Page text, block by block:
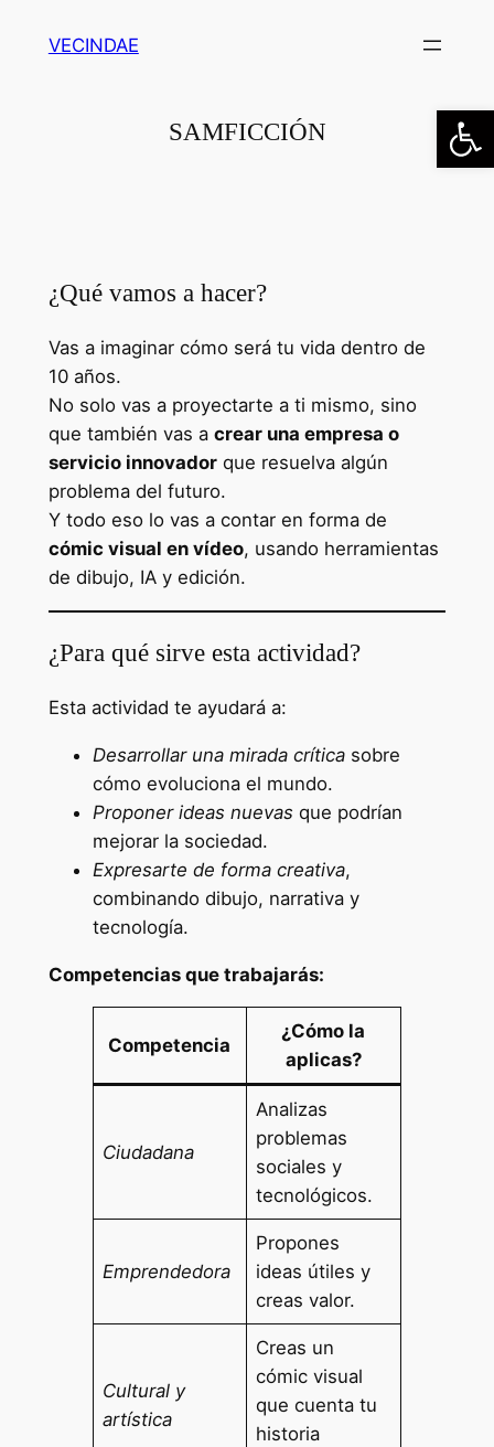
VECINDAE
SAMFICCIÓN
¿Qué vamos a hacer?
Vas a imaginar cómo será tu vida dentro de
10 años.
No solo vas a proyectarte a ti mismo, sino
que también vas a crear una empresa o
servicio innovadorque resuelva algún
problema del futuro.
Y todo eso lo vas a contar en forma de
cómic visual en vídeo, usando herramientas
de dibujo, IA y edición.
¿Para qué sirve esta actividad?
Esta actividad te ayudará a:
Desarrollar una mirada críticasobre
cómo evoluciona el mundo.
Proponer ideas nuevas que podrían
mejorar la sociedad.
Expresarte de forma creativa,
combinando dibujo, narrativa y
tecnología.
Competencias que trabajarás:
Competencia
¿Cómo la
aplicas?
Ciudadana
Analizas
problemas
sociales y
tecnológicos.
Emprendedora
Propones
ideas útiles y
creas valor.
Cultural y
artística
Creas un
cómic visual
que cuenta tu
historia
Abrir